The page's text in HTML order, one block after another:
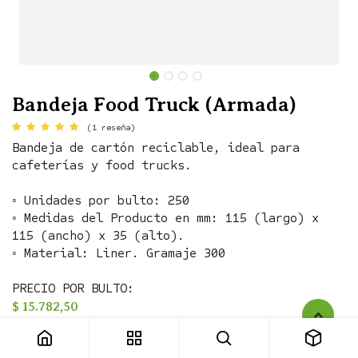
Bandeja Food Truck (Armada)
(1 reseña)
Bandeja de cartón reciclable, ideal para
cafeterías y food trucks.
◦ Unidades por bulto: 250
◦ Medidas del Producto en mm: 115 (largo) x
115 (ancho) x 35 (alto).
◦ Material: Liner. Gramaje 300
PRECIO POR BULTO:
$ 15.782,50
◦ Unidades por bulto: 250